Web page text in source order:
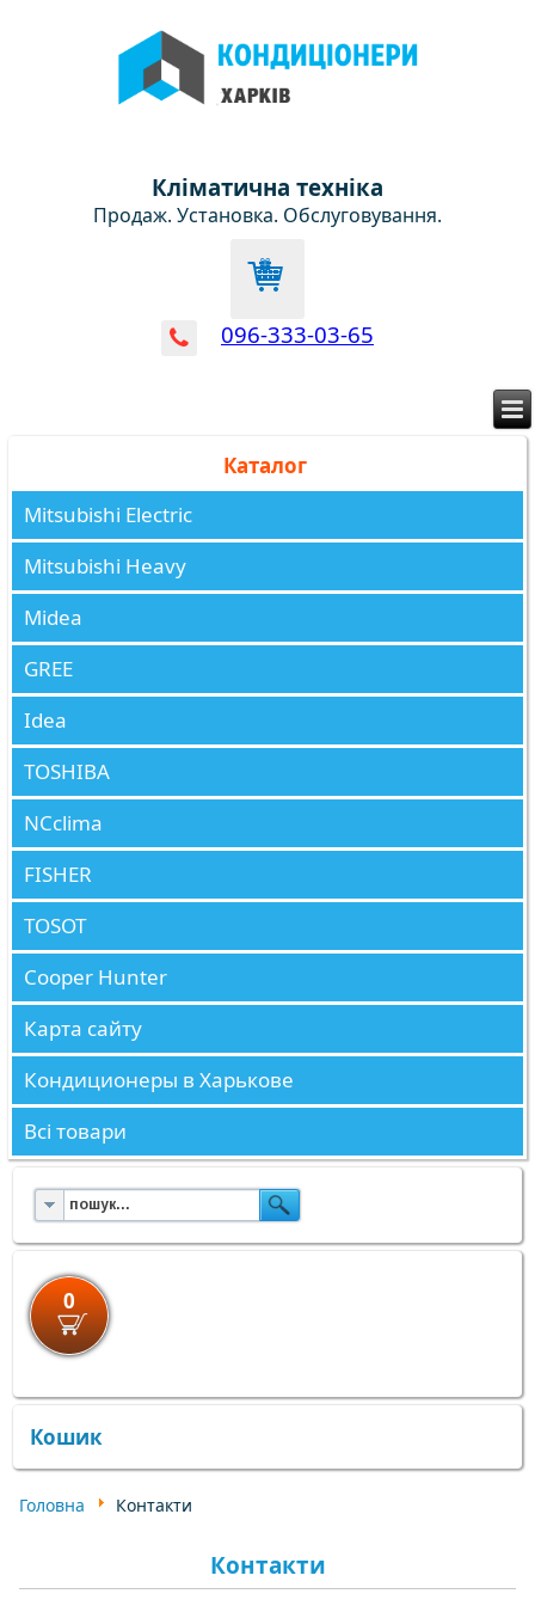
Кліматична техніка
Продаж. Установка. Обслуговування.
096-333-03-65
Каталог
Mitsubishi Electric
Mitsubishi Heavy
Midea
GREE
Idea
TOSHIBA
NCclima
FISHER
TOSOT
Cooper Hunter
Карта сайту
Кондиционеры в Харькове
Всі товари
0
×
×
Кошик
Головна Контакти
Контакти